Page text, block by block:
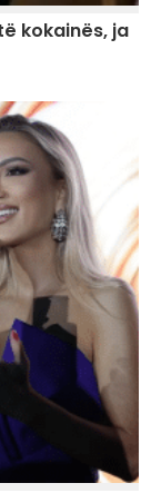
kokainës, ja